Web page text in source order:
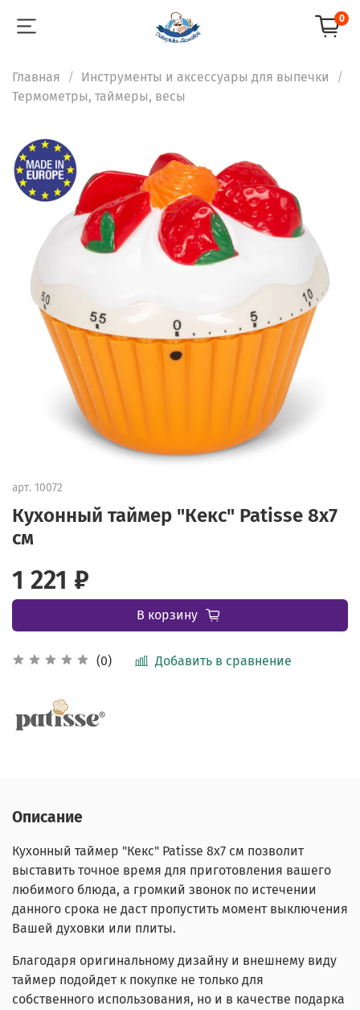
0
Главная
Инструменты и аксессуары для выпечки
Термометры, таймеры, весы
арт. 10072
Кухонный таймер "Кекс" Patisse 8х7
см
(0) Добавить в сравнение
1 221 ₽
В корзину
Описание
Кухонный таймер "Кекс" Patisse 8х7 см позволит
выставить точное время для приготовления вашего
любимого блюда, а громкий звонок по истечении
данного срока не даст пропустить момент выключения
Вашей духовки или плиты.
Благодаря оригинальному дизайну и внешнему виду
таймер подойдет к покупке не только для
собственного использования, но и в качестве подарка